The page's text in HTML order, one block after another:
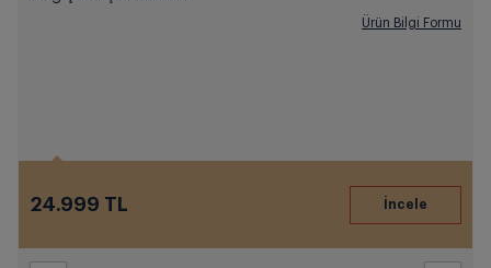
Ürün Bilgi Formu
24.999 TL